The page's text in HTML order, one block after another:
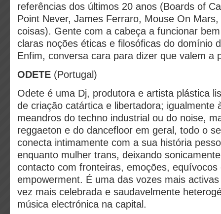
referências dos últimos 20 anos (Boards of
Point Never, James Ferraro, Mouse On
coisas). Gente com a cabeça a funcionar
claras noções éticas e filosóficas do domínio
Enfim, conversa cara para dizer que valem a
ODETE (Portugal)
Odete é uma Dj, produtora e artista plástica
de criação catártica e libertadora; igualmente
meandros do techno industrial ou do noise,
reggaeton e do dancefloor em geral, todo o
conecta intimamente com a sua história
enquanto mulher trans, deixando
contacto com fronteiras, emoções, equívocos
empowerment. É uma das vozes mais
vez mais celebrada e saudavelmente
música electrónica na capital.